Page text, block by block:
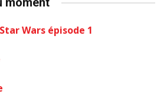
Wars épisode 1